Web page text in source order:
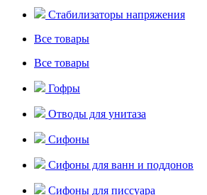
Стабилизаторы напряжения
Все товары
Все товары
Гофры
Отводы для унитаза
Сифоны
Сифоны для ванн и поддонов
Сифоны для писсуара